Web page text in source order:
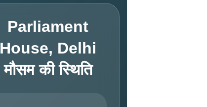
Parliament
House, Delhi
मौसम की स्थिति